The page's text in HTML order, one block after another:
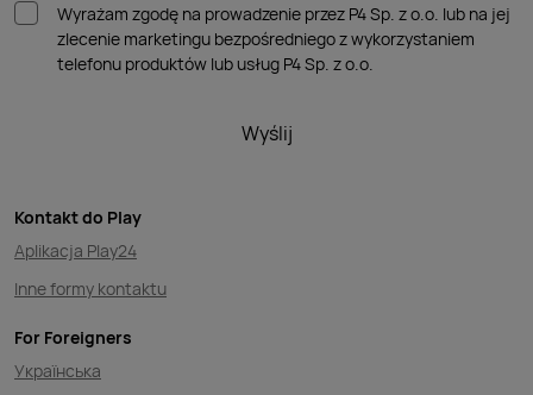
Wyrażam zgodę na prowadzenie przez P4 Sp. z o.o. lub na jej
zlecenie marketingu bezpośredniego z wykorzystaniem
telefonu produktów lub usług P4 Sp. z o.o.
Wyślij
Kontakt do Play
Aplikacja Play24
Inne formy kontaktu
For Foreigners
Українська